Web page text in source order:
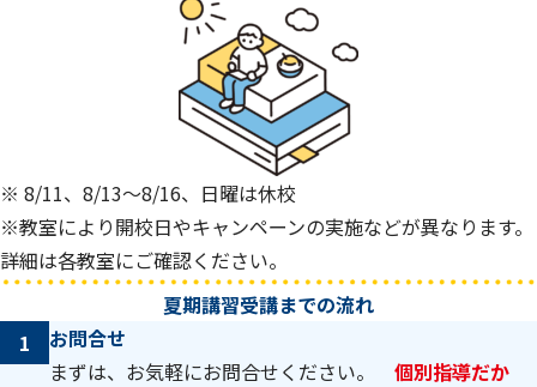
※ 8/11、8/13～8/16、日曜は休校
※教室により開校日やキャンペーンの実施などが異なります。
詳細は各教室にご確認ください。
夏期講習受講までの流れ
1
お問合せ
まずは、お気軽にお問合せください。 個別指導だか